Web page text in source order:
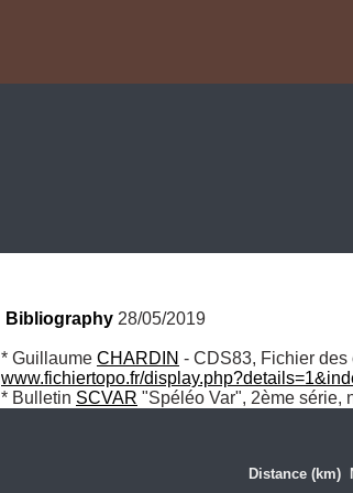
Bibliography 28/05/2019
* Guillaume CHARDIN
www.fichiertopo.fr/
* Bulletin SCVAR "Spéléo Var", 2ème série,
Distance (km)